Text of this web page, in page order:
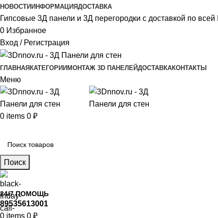
НОВОСТИ ИНФОРМАЦИЯДОСТАВКА
Гипсовые 3Д панели и 3Д перегородки с доставкой по всей
0 Избранное
Вход / Регистрация
ГЛАВНАЯ КАТЕГОРИИ МОНТАЖ 3D ПАНЕЛЕЙДОСТАВКАКОНТАКТЫ
Меню
0 items 0 ₽
Поиск
24/7 ПОМОЩЬ
89535613001
0 items 0 ₽